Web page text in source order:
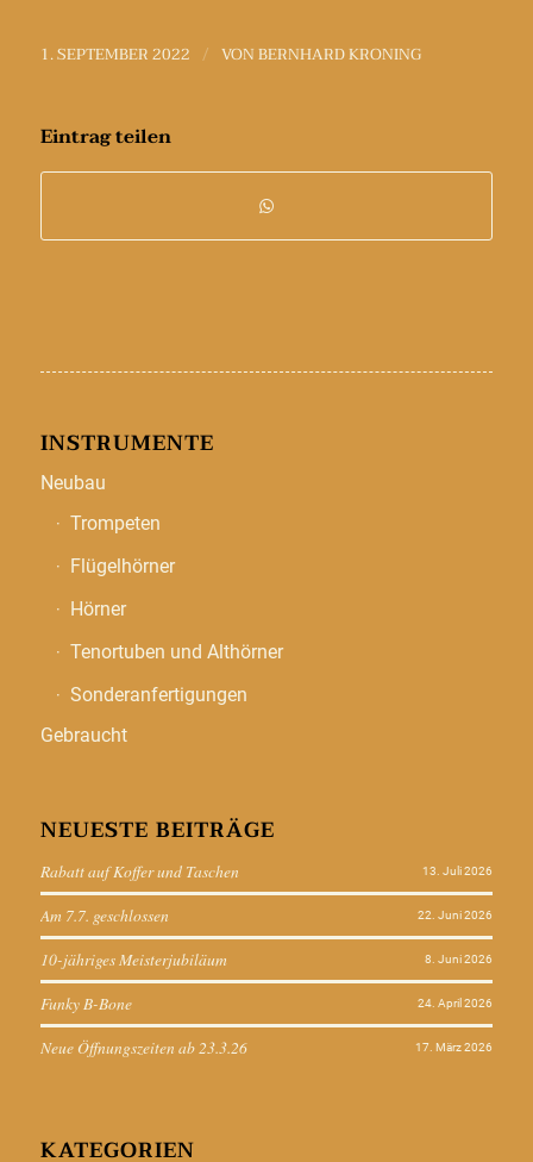
1. SEPTEMBER 2022 / VONBERNHARD KRONING
Eintrag teilen
INSTRUMENTE
Neubau
Trompeten
Flügelhörner
Hörner
Tenortuben und Althörner
Sonderanfertigungen
Gebraucht
NEUESTE BEITRÄGE
Rabatt auf Koffer und Taschen 13. Juli 2026
Am 7.7. geschlossen 22. Juni 2026
10-jähriges Meisterjubiläum 8. Juni 2026
Funky B-Bone 24. April 2026
Neue Öffnungszeiten ab 23.3.26 17. März 2026
KATEGORIEN